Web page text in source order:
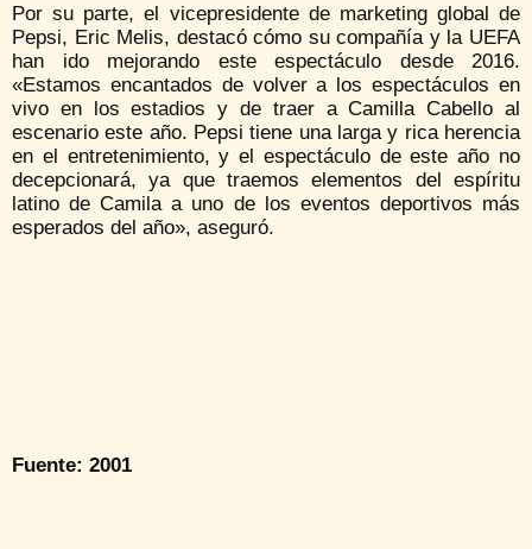
Por su parte, el vicepresidente de marketing global de
Pepsi, Eric Melis, destacó cómo su compañía y la UEFA
han ido mejorando este espectáculo desde 2016.
«Estamos encantados de volver a los espectáculos en
vivo en los estadios y de traer a Camilla Cabello al
escenario este año. Pepsi tiene una larga y rica herencia
en el entretenimiento, y el espectáculo de este año no
decepcionará, ya que traemos elementos del espíritu
latino de Camila a uno de los eventos deportivos más
esperados del año», aseguró.
Fuente: 2001